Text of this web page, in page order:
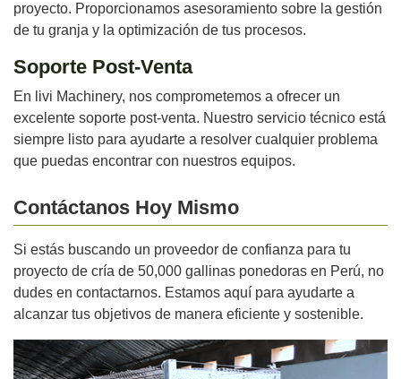
proyecto. Proporcionamos asesoramiento sobre la gestión
de tu granja y la optimización de tus procesos.
Soporte Post-Venta
En livi Machinery, nos comprometemos a ofrecer un
excelente soporte post-venta. Nuestro servicio técnico está
siempre listo para ayudarte a resolver cualquier problema
que puedas encontrar con nuestros equipos.
Contáctanos Hoy Mismo
Si estás buscando un proveedor de confianza para tu
proyecto de cría de 50,000 gallinas ponedoras en Perú, no
dudes en contactarnos. Estamos aquí para ayudarte a
alcanzar tus objetivos de manera eficiente y sostenible.